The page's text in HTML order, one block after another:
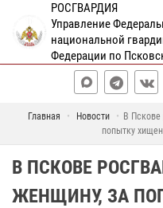
РОСГВАРДИЯ
Управление
национальной
Федерации по
Главная Новости
В
попытку
В ПСКОВЕ
ЖЕНЩИНУ, ЗА